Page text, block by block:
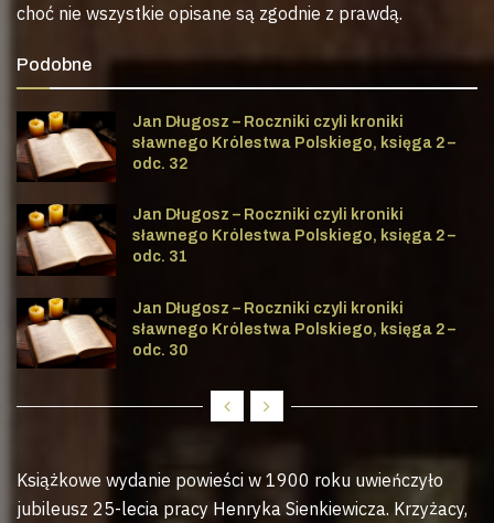
choć nie wszystkie opisane są zgodnie z prawdą.
Podobne
Jan Długosz – Roczniki czyli kroniki
sławnego Królestwa Polskiego, księga 2 –
odc. 32
Jan Długosz – Roczniki czyli kroniki
sławnego Królestwa Polskiego, księga 2 –
odc. 31
Jan Długosz – Roczniki czyli kroniki
sławnego Królestwa Polskiego, księga 2 –
odc. 30
Książkowe wydanie powieści w 1900 roku uwieńczyło
jubileusz 25-lecia pracy Henryka Sienkiewicza. Krzyżacy,